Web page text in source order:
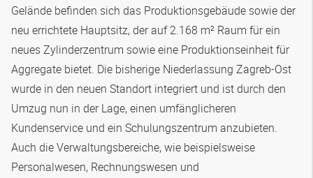
Gelände befinden sich das Produktionsgebäude sowie der
neu errichtete Hauptsitz, der auf 2.168 m² Raum für ein
neues Zylinderzentrum sowie eine Produktionseinheit für
Aggregate bietet. Die bisherige Niederlassung Zagreb-Ost
wurde in den neuen Standort integriert und ist durch den
Umzug nun in der Lage, einen umfänglicheren
Kundenservice und ein Schulungszentrum anzubieten.
Auch die Verwaltungsbereiche, wie beispielsweise
Personalwesen, Rechnungswesen und